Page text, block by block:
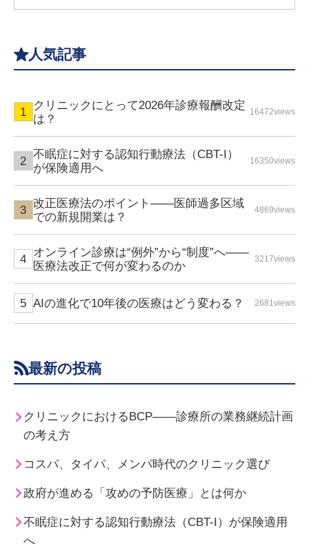
人気記事
クリニックにとって2026年診療報酬改定
は？
16472views
不眠症に対する認知行動療法（CBT-I）
が保険適用へ
16350views
改正医療法のポイント――医師過多区域
での新規開業は？
4869views
オンライン診療は“例外”から“制度”へ――
医療法改正で何が変わるのか
3217views
AIの進化で10年後の医療はどう変わる？ 2681views
最新の投稿
クリニックにおけるBCP――診療所の業務継続計画
の考え方
コスパ、タイパ、メンパ時代のクリニック選び
政府が進める「攻めの予防医療」とは何か
不眠症に対する認知行動療法（CBT-I）が保険適用
へ